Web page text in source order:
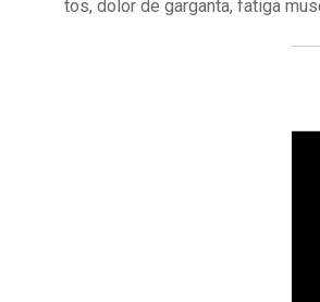
tos, dolor de garganta, fatiga